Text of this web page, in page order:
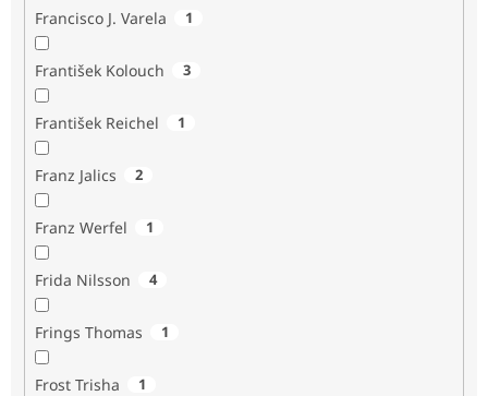
Francisco J. Varela 1
František Kolouch 3
František Reichel 1
Franz Jalics 2
Franz Werfel 1
Frida Nilsson 4
Frings Thomas 1
Frost Trisha 1